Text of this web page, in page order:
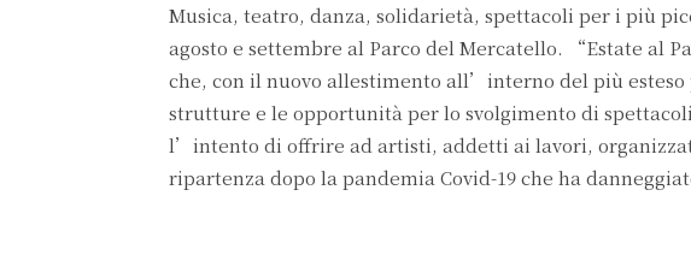
Musica, teatro, danza, solidarietà, spettacoli per i più
agosto e settembre al Parco del Mercatello. “Estate al
che, con il nuovo allestimento all’interno del più
strutture e le opportunità per lo svolgimento di
l’intento di offrire ad artisti, addetti ai lavori,
ripartenza dopo la pandemia Covid-19 che ha